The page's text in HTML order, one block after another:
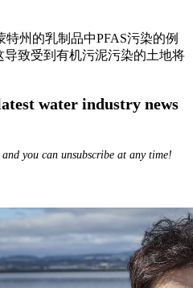
州的乳制品中PFAS污染的例
导致受到有机污泥污染的土地将
water industry news
you can unsubscribe at any time!